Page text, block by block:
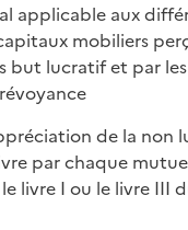
applicable aux
mobiliers
but lucratif et par
de la non
par chaque
livre I ou le livre III